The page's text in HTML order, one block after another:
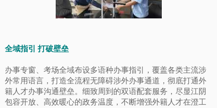
全域指引 打破壁垒
办事专窗、考场全域布设多语种办事指引，覆盖各类主流涉
外常用语言，打造全流程无障碍涉外办事通道，彻底打通外
籍人才办事沟通壁垒。细致周到的双语配套服务，尽显江阴
包容开放、高效暖心的政务温度，不断增强外籍人才在澄工